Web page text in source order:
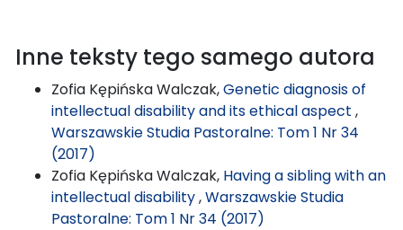
Inne teksty tego samego autora
Zofia Kępińska Walczak,Genetic diagnosis of
intellectual disability and its ethical aspect ,
Warszawskie Studia Pastoralne: Tom 1 Nr 34
(2017)
Zofia Kępińska Walczak, Having a sibling with an
intellectual disability,Warszawskie Studia
Pastoralne: Tom 1 Nr 34 (2017)